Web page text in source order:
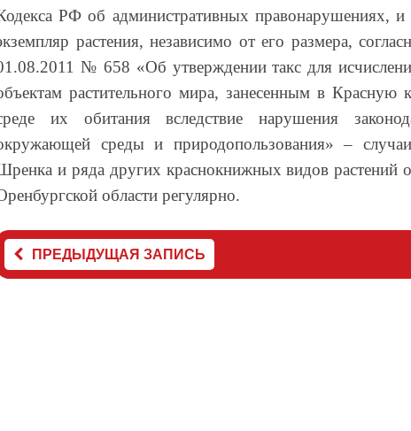
РФ об административных правонарушениях,
растения, независимо от его размера,
№ 658 «Об утверждении такс для
растительного мира, занесенным в Красную
их обитания вследствие нарушения
среды и природопользования» –
и ряда других краснокнижных видов растений
области регулярно.
ПРЕДЫДУЩАЯ ЗАПИСЬ